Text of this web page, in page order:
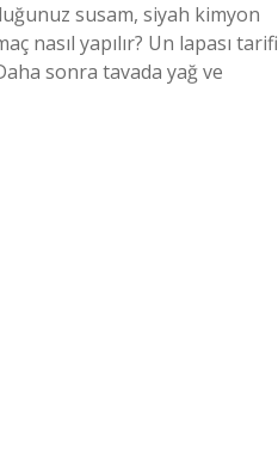
susam, siyah kimyon
nasıl yapılır? Un lapası tarifi
sonra tavada yağ ve